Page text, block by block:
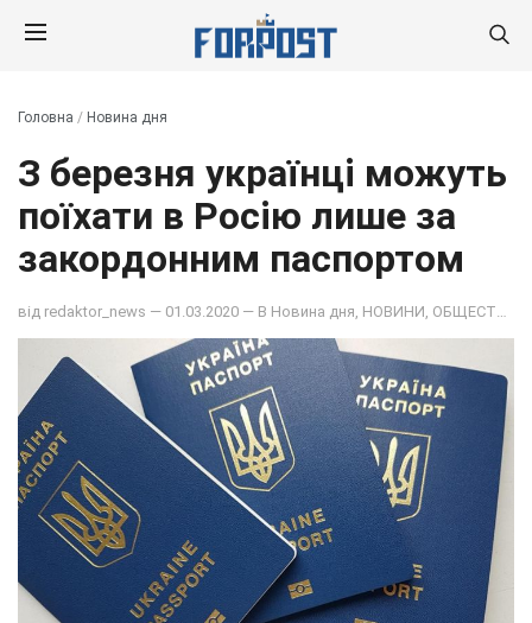
Головна / Новина дня
З березня українці можуть
поїхати в Росію лише за
закордонним паспортом
від redaktor_news — 01.03.2020 — В Новина дня НОВИНИ ОБЩЕСТВО